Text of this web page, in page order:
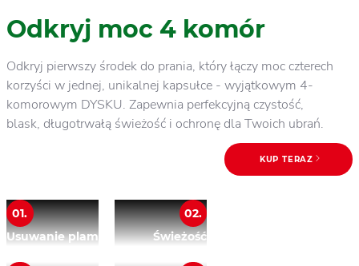
Odkryj moc 4 komór
Odkryj pierwszy środek do prania, który łączy moc czterech
korzyści w jednej, unikalnej kapsułce - wyjątkowym 4-
komorowym DYSKU. Zapewnia perfekcyjną czystość,
blask, długotrwałą świeżość i ochronę dla Twoich ubrań.
KUP TERAZ
01.
Usuwanie plam
02.
Świeżość